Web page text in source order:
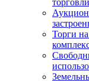
торговли
Торги